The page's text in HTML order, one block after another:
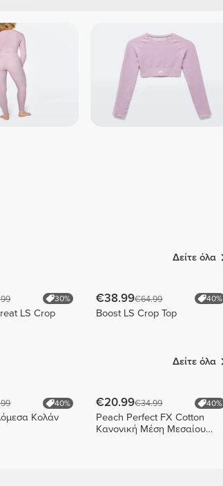
Δείτε όλα
30%
LS Crop
€38.99€64.99 40%
Boost LS Crop Top
Δείτε όλα
40%
Κολάν
€20.99€34.99 40%
Peach Perfect FX Cotton
Κανονική Μέση Μεσαίου